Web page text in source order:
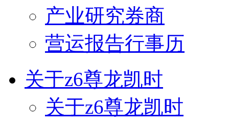
产业研究券商
营运报告行事历
关于z6尊龙凯时
关于z6尊龙凯时